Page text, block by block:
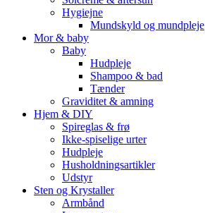
Hygiejne
Mundskyld og mundpleje
Mor & baby
Baby
Hudpleje
Shampoo & bad
Tænder
Graviditet & amning
Hjem & DIY
Spireglas & frø
Ikke-spiselige urter
Hudpleje
Husholdningsartikler
Udstyr
Sten og Krystaller
Armbånd